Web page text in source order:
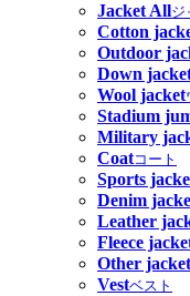
Jacket Allジ
Cotton
Outdoor
Down
Wool jacket
Stadium
Military
Coatコート
Sports
Denim
Leather
Fleece
Other jacket
Vestベスト